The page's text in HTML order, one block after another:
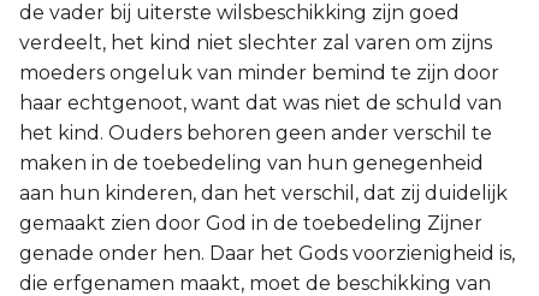
de vader bij uiterste wilsbeschikking zijn goed
verdeelt, het kind niet slechter zal varen om zijns
moeders ongeluk van minder bemind te zijn door
haar echtgenoot, want dat was niet de schuld van
het kind. Ouders behoren geen ander verschil te
maken in de toebedeling van hun genegenheid
aan hun kinderen, dan het verschil, dat zij duidelijk
gemaakt zien door God in de toebedeling Zijner
genade onder hen. Daar het Gods voorzienigheid is,
die erfgenamen maakt, moet de beschikking van